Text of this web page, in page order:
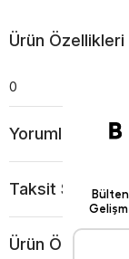
Ürün Özellikleri
0
Yorumlar
Taksit
Ürün Önerileri